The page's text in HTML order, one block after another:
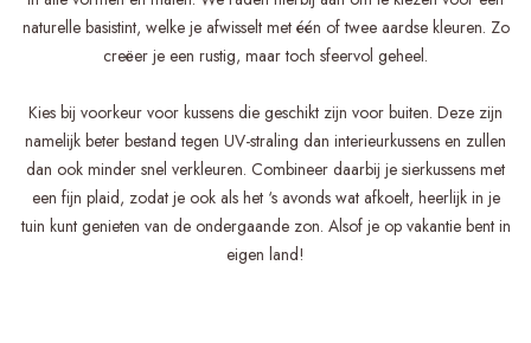
naturelle basistint, welke je afwisselt met één of twee aardse kleuren. Zo
creëer je een rustig, maar toch sfeervol geheel.
Kies bij voorkeur voor kussens die geschikt zijn voor buiten. Deze zijn
namelijk beter bestand tegen UV-straling dan interieurkussens en zullen
dan ook minder snel verkleuren. Combineer daarbij je sierkussens met
een fijn plaid, zodat je ook als het ‘s avonds wat afkoelt, heerlijk in je
tuin kunt genieten van de ondergaande zon. Alsof je op vakantie bent in
eigen land!